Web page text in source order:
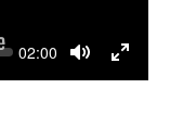
Current
02:00
Mute